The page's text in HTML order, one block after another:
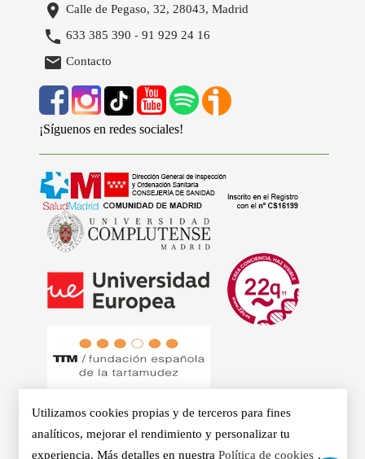
 Calle de Pegaso, 32, 28043, Madrid
 633 385 390 -91 929 24 16
 Contacto
¡Síguenos en redes sociales!
© 2026 - Clínicas Aurea. Especialistas en Logopedia,
Utilizamos cookies propias y de terceros para fines
analíticos, mejorar el rendimiento y personalizar tu
experiencia. Más detalles en nuestra Política de cookies .